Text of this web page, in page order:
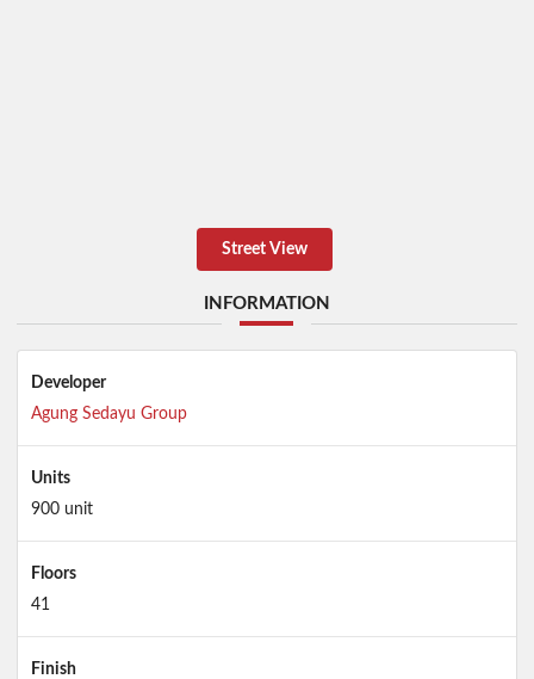
Street View
INFORMATION
Developer
Agung Sedayu Group
Units
900 unit
Floors
41
Finish